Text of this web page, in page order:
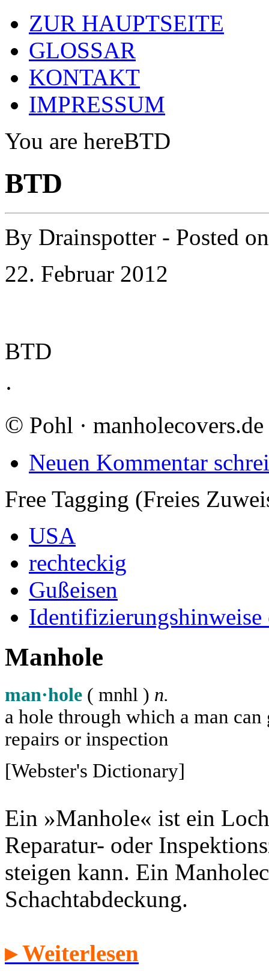
ZUR HAUPTSEITE
GLOSSAR
KONTAKT
IMPRESSUM
You are hereBTD
BTD
By Drainspotter - Posted
22. Februar 2012
BTD
·
© Pohl · manholecovers.de
Neuen Kommentar
Free Tagging (Freies
USA
rechteckig
Gußeisen
Identifizierungshinweise
Manhole
man·hole ( mnhl ) n.
a hole through which a man
repairs or inspection
[Webster's Dictionary]
Ein »Manhole« ist ein
Reparatur- oder
steigen kann. Ein
Schachtabdeckung.
▸ Weiterlesen